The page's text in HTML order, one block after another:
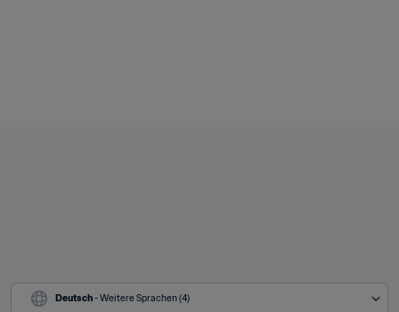
Deutsch - Weitere Sprachen (4)